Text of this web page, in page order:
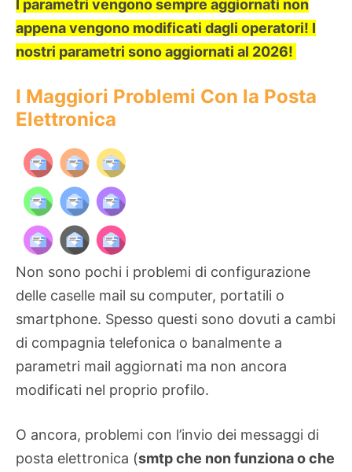
I parametri vengono sempre aggiornati non
appena vengono modificati dagli operatori! I
nostri parametri sono aggiornati al 2026!
I Maggiori Problemi Con la Posta
Elettronica
Non sono pochi i problemi di configurazione
delle caselle mail su computer, portatili o
smartphone. Spesso questi sono dovuti a cambi
di compagnia telefonica o banalmente a
parametri mail aggiornati ma non ancora
modificati nel proprio profilo.
O ancora, problemi con l’invio dei messaggi di
posta elettronica (smtp che non funziona o che